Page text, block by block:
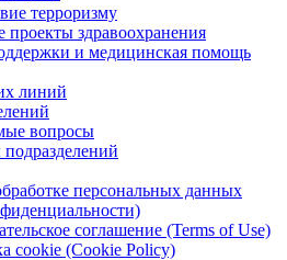
терроризму
здравоохранения
и медицинская помощь
линий
вопросы
персональных данных
соглашение (Terms of Use)
cookie (Cookie Policy)